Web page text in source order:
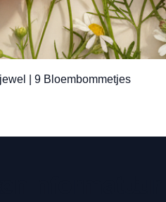
Snel
| 9 Bloembommetjes